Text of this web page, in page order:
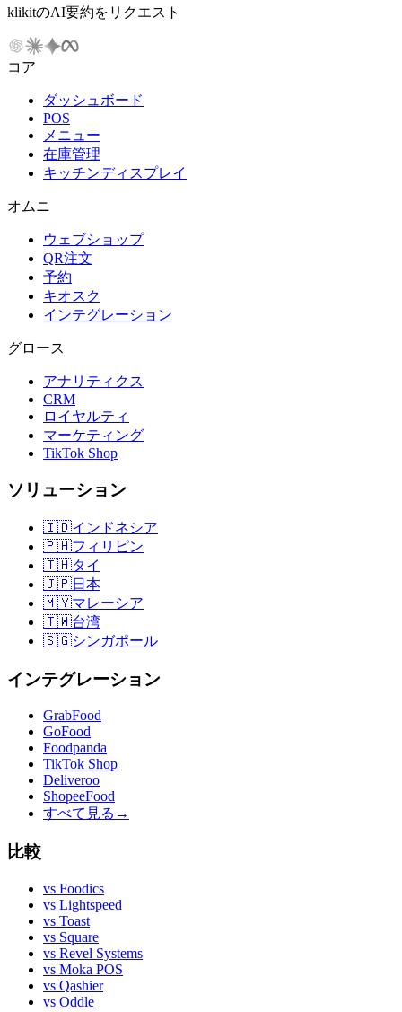
klikitのAI要約をリクエスト
コア
ダッシュボード
POS
メニュー
在庫管理
キッチンディスプレイ
オムニ
ウェブショップ
QR注文
予約
キオスク
インテグレーション
グロース
アナリティクス
CRM
ロイヤルティ
マーケティング
TikTok Shop
ソリューション
🇮🇩インドネシア
🇵🇭フィリピン
🇹🇭タイ
🇯🇵日本
🇲🇾マレーシア
🇹🇼台湾
🇸🇬シンガポール
インテグレーション
GrabFood
GoFood
Foodpanda
TikTok Shop
Deliveroo
ShopeeFood
すべて見る →
比較
vs Foodics
vs Lightspeed
vs Toast
vs Square
vs Revel Systems
vs Moka POS
vs Qashier
vs Oddle